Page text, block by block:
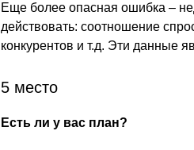
Еще более опасная ошибка –
действовать: соотношение
конкурентов и т.д. Эти данные
5 место
Есть ли у вас план?